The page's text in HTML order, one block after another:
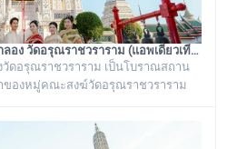
บทที่ 12 มณฑปพระพุทธบาทจำลอง วัดอรุณราชวราราม (แอพเดียวเที่ยวทั่ววัดอรุณ)
อรุณราชวราราม เป็นโบราณสถาน
ของหมู่คณะสงฆ์วัดอรุณราชวราราม
าม บริเวณของฐานเป็นรูปสี่เหลี่ยมจตุ
องถ้วยสีต่าง ๆ มีฐานทักษิณ ๒ ชั้น สร้าง